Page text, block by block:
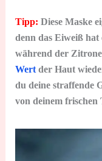
Tipp: Diese Maske
denn das Eiweiß hat
während der
Wertder Haut
du deine straffende
von deinem frischen